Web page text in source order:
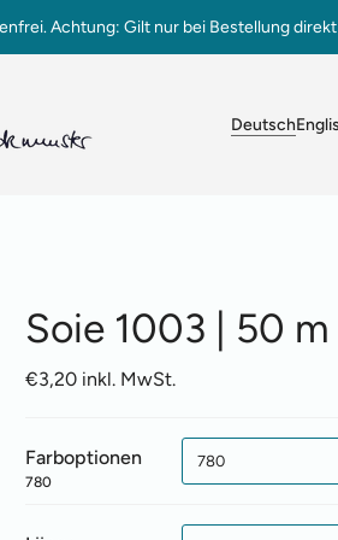
Achtung: Gilt nur bei Bestellung
Deutsch
Soie 1003 | 50
€3,20 inkl. MwSt.
Farboptionen
780
780